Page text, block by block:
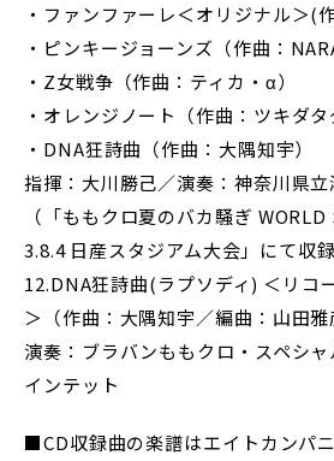
・ファンファーレ＜オリジナル＞(
・ピンキージョーンズ（作曲：
・Z女戦争（作曲：ティカ・α）
・オレンジノート（作曲：ツキダタ
・DNA狂詩曲（作曲：大隅知宇）
指揮：大川勝己／演奏：神奈川県
（「ももクロ夏のバカ騒ぎ
3.8.4 日産スタジアム大会」にて収録
12.DNA狂詩曲(ラプソディ) ＜リコ
＞（作曲：大隅知宇／編曲：山田雅
演奏：ブラバンももクロ・スペシ
インテット
■CD収録曲の楽譜はエイトカンパ